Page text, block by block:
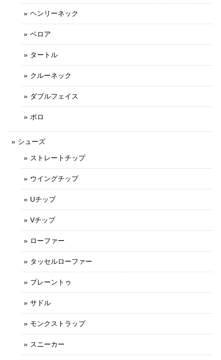
ヘンリーネック
ベロア
タートル
クルーネック
ダブルフェイス
ポロ
シューズ
ストレートチップ
ウイングチップ
Uチップ
Vチップ
ローファー
タッセルローファー
プレーントゥ
サドル
モンクストラップ
スニーカー